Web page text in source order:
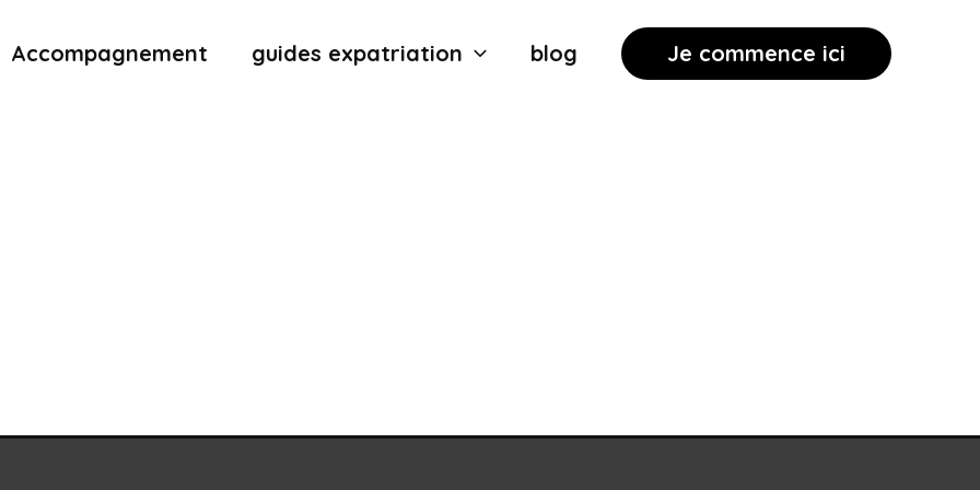
Accompagnement guides expatriation blog Je commence ici